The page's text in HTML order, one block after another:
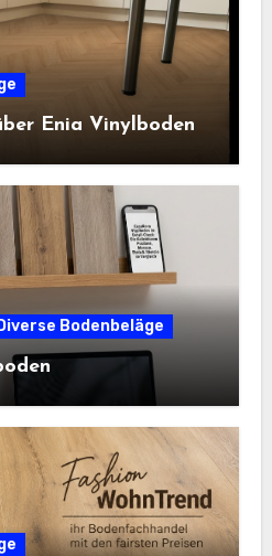
Enia Vinylboden
Diverse Bodenbeläge